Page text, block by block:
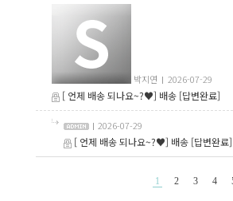
박지연 2026-07-29
[ 언제 배송 되나요~?♥] 배송 [답변완료]
2026-07-29
[ 언제 배송 되나요~?♥] 배송 [답변완료]
1 2 3 4